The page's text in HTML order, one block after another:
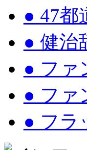
● 47都
● 健治
● ファ
● ファ
● フラ